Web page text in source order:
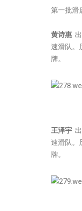
第一批滑
黄诗惠
速滑队。
牌。
王泽宇
速滑队。
牌。